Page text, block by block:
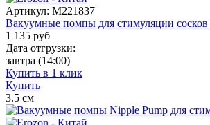
Артикул: M221837
Вакуумные помпы для стимуляции
1 135 руб
Дата отгрузки:
завтра (14:00)
Купить в 1 клик
Купить
3.5 см